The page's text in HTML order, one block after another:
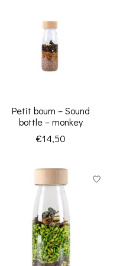
Petit boum – Sound
bottle – monkey
€14,50